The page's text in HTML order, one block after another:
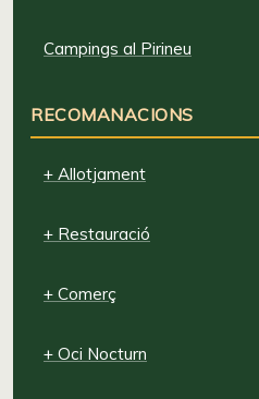
Campings al Pirineu
RECOMANACIONS
+ Allotjament
+ Restauració
+ Comerç
+ Oci Nocturn